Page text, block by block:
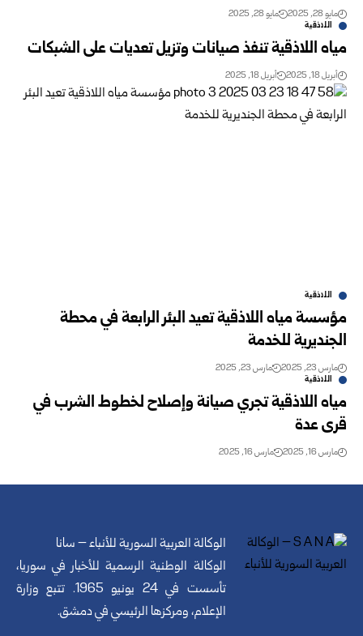
مايو 28, 2025 مايو 28, 2025
اللاذقية
مياه اللاذقية تنفذ صيانات وتزيل تعديات على الشبكات
أبريل 18, 2025 أبريل 18, 2025
اللاذقية
مؤسسة مياه اللاذقية تعيد البئر الرابعة في محطة
الجنديرية للخدمة
مارس 23, 2025 مارس 23, 2025
اللاذقية
مياه اللاذقية تجري صيانة وإصلاح لخطوط الشرب في
قرى عدة
مارس 16, 2025 مارس 16, 2025
الوكالة العربية السورية للأنباء – سانا
الوكالة الوطنية الرسمية للأخبار في سوريا،
تأسست في 24 يونيو 1965. تتبع وزارة
الإعلام، ومركزها الرئيسي في دمشق.